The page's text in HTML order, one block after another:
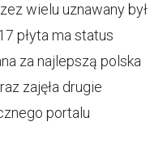
wielu uznawany był
płyta ma status
za najlepszą polska
zajęła drugie
portalu